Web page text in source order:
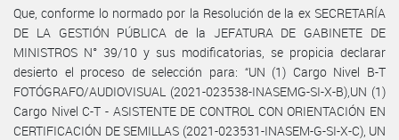
Que, conforme lo normado por la Resolución de la ex SECRETARÍA
DE LA GESTIÓN PÚBLICA de la JEFATURA DE GABINETE DE
MINISTROS N° 39/10 y sus modificatorias, se propicia declarar
desierto el proceso de selección para: “UN (1) Cargo Nivel B-T
FOTÓGRAFO/AUDIOVISUAL (2021-023538-INASEMG-SI-X-B),UN (1)
Cargo Nivel C-T - ASISTENTE DE CONTROL CON ORIENTACIÓN EN
CERTIFICACIÓN DE SEMILLAS (2021-023531-INASEM-G-SI-X-C), UN